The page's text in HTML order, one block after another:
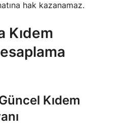
hak kazanamaz.
Kıdem
Kıdem